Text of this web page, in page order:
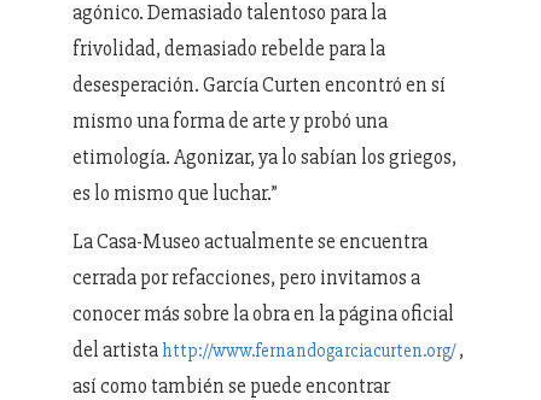
agónico. Demasiado talentoso para la
frivolidad, demasiado rebelde para la
desesperación. García Curten encontró en sí
mismo una forma de arte y probó una
etimología. Agonizar, ya lo sabían los griegos,
es lo mismo que luchar.”
La Casa-Museo actualmente se encuentra
cerrada por refacciones, pero invitamos a
conocer más sobre la obra en la página oficial
del artista http://www.fernandogarciacurten.org/,
así como también se puede encontrar